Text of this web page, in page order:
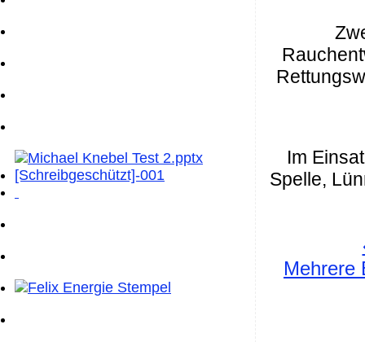
Im
Spelle,
Mehrere